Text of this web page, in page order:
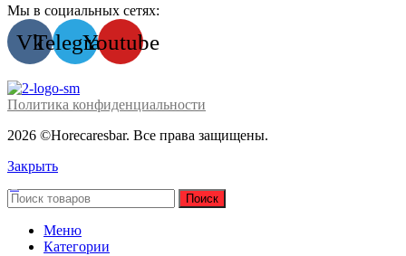
Мы в социальных сетях:
VkTelegramYoutube
2026 ©Horecaresbar. Все права защищены.
Политика конфиденциальности
Закрыть
Поиск
Меню
Категории